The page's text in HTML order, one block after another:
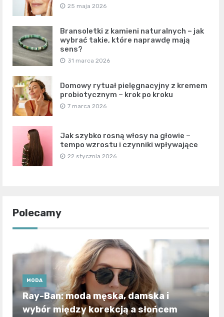
25 maja 2026
Bransoletki z kamieni naturalnych – jak
wybrać takie, które naprawdę mają
sens?
31 marca 2026
Domowy rytuał pielęgnacyjny z kremem
probiotycznym – krok po kroku
7 marca 2026
Jak szybko rosną włosy na głowie –
tempo wzrostu i czynniki wpływające
22 stycznia 2026
Polecamy
MODA
Ray-Ban: moda męska, damska i
wybór między korekcją a słońcem